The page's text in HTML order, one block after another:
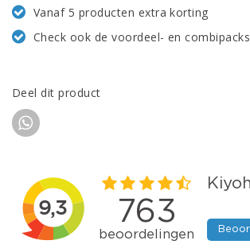
Vanaf 5 producten extra korting
Check ook de voordeel- en combipacks
Deel dit product